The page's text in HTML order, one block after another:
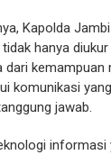
Kapolda
hanya
dari
komunikasi
jawab.